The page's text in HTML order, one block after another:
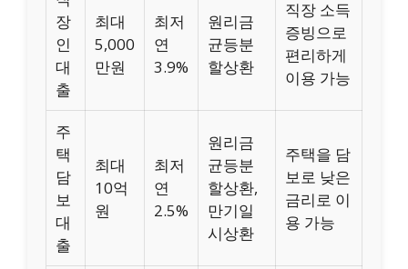
장
인
대
출
최대
5,000
만원
최저
연
3.9%
원리금
균등분
할상환
직장 소득
증빙으로
편리하게
이용 가능
주
택
담
보
대
출
최대
10억
원
최저
연
2.5%
원리금
균등분
할상환,
만기일
시상환
주택을 담
보로 낮은
금리로 이
용 가능